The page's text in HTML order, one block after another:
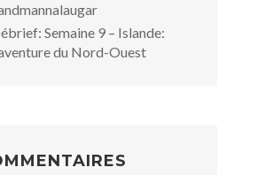
Semaine 9 – Islande:
du Nord-Ouest